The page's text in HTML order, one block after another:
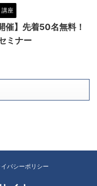
講座
催】先着50名無料！
ミナー
イバシーポリシー